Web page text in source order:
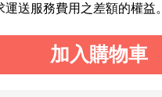
運送服務費用之差額的權益。
加入購物車